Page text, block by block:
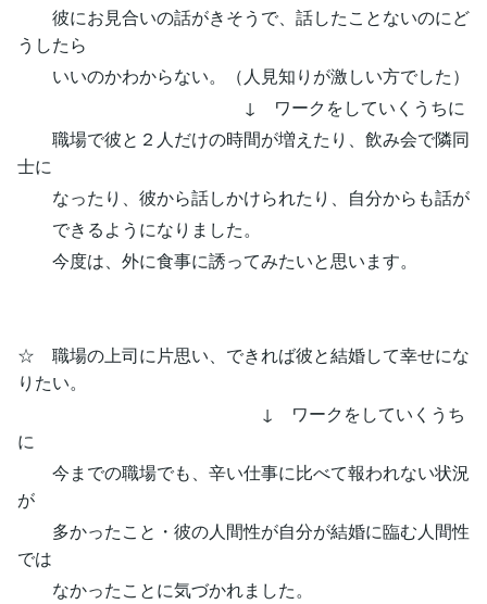
彼にお見合いの話がきそうで、話したことないのにど
うしたら
いいのかわからない。（人見知りが激しい方でした）
↓ ワークをしていくうちに
職場で彼と２人だけの時間が増えたり、飲み会で隣同
士に
なったり、彼から話しかけられたり、自分からも話が
できるようになりました。
今度は、外に食事に誘ってみたいと思います。
☆ 職場の上司に片思い、できれば彼と結婚して幸せにな
りたい。
↓ ワークをしていくうち
に
今までの職場でも、辛い仕事に比べて報われない状況
が
多かったこと・彼の人間性が自分が結婚に臨む人間性
では
なかったことに気づかれました。